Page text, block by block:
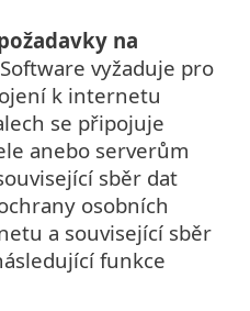
na
Software vyžaduje pro
k internetu
se připojuje
anebo serverům
sběr dat
osobních
a související sběr
funkce